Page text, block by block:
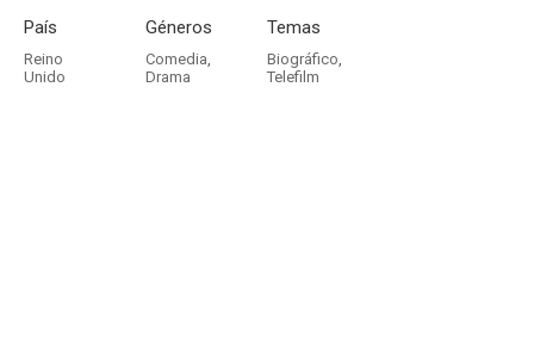
País
Reino
Unido
Géneros
Comedia,
Drama
Temas
Biográfico,
Telefilm